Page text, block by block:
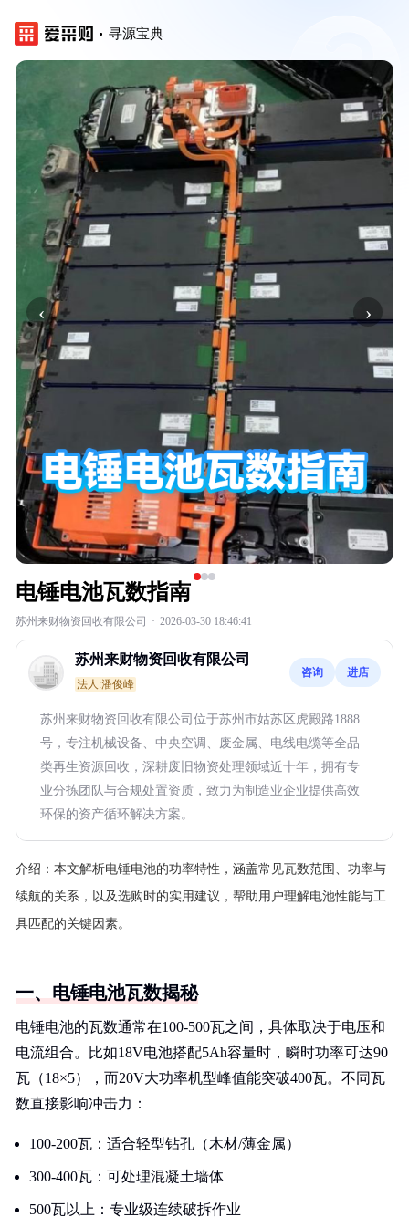
寻源宝典
‹ ›
电锤电池瓦数指南
苏州来财物资回收有限公司 · 2026-03-30 18:46:41
苏州来财物资回收有限公司
法人:潘俊峰
咨询 进店
苏州来财物资回收有限公司位于苏州市姑苏区虎殿路1888
号，专注机械设备、中央空调、废金属、电线电缆等全品
类再生资源回收，深耕废旧物资处理领域近十年，拥有专
业分拣团队与合规处置资质，致力为制造业企业提供高效
环保的资产循环解决方案。
介绍： 本文解析电锤电池的功率特性，涵盖常见瓦数范围、功率与
续航的关系，以及选购时的实用建议，帮助用户理解电池性能与工
具匹配的关键因素。
一、电锤电池瓦数揭秘
电锤电池的瓦数通常在100-500瓦之间，具体取决于电压和
电流组合。比如18V电池搭配5Ah容量时，瞬时功率可达90
瓦（18×5），而20V大功率机型峰值能突破400瓦。不同瓦
数直接影响冲击力：
100-200瓦：适合轻型钻孔（木材/薄金属）
300-400瓦：可处理混凝土墙体
500瓦以上：专业级连续破拆作业